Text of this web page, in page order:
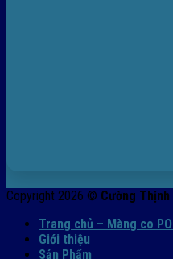
Copyright 2026 © Cường Thịnh
Trang chủ – Màng co
Giới thiệu
Sản Phẩm